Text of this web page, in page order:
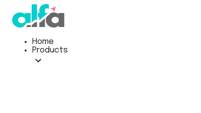
Home
Products